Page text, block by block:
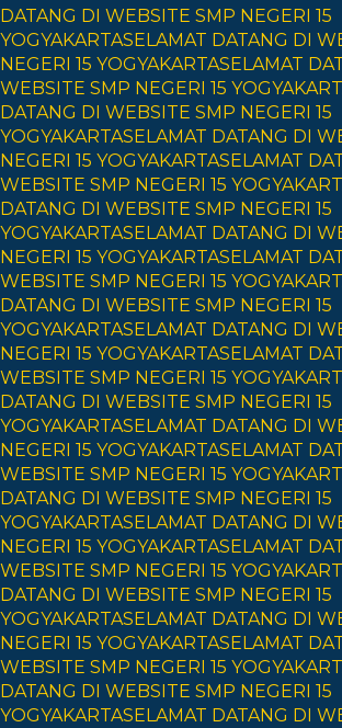
DATANG DI WEBSITE SMP NEGERI 15
YOGYAKARTASELAMAT DATANG DI
NEGERI 15 YOGYAKARTASELAMAT
WEBSITE SMP NEGERI 15
DATANG DI WEBSITE SMP NEGERI 15
YOGYAKARTASELAMAT DATANG DI
NEGERI 15 YOGYAKARTASELAMAT
WEBSITE SMP NEGERI 15
DATANG DI WEBSITE SMP NEGERI 15
YOGYAKARTASELAMAT DATANG DI
NEGERI 15 YOGYAKARTASELAMAT
WEBSITE SMP NEGERI 15
DATANG DI WEBSITE SMP NEGERI 15
YOGYAKARTASELAMAT DATANG DI
NEGERI 15 YOGYAKARTASELAMAT
WEBSITE SMP NEGERI 15
DATANG DI WEBSITE SMP NEGERI 15
YOGYAKARTASELAMAT DATANG DI
NEGERI 15 YOGYAKARTASELAMAT
WEBSITE SMP NEGERI 15
DATANG DI WEBSITE SMP NEGERI 15
YOGYAKARTASELAMAT DATANG DI
NEGERI 15 YOGYAKARTASELAMAT
WEBSITE SMP NEGERI 15
DATANG DI WEBSITE SMP NEGERI 15
YOGYAKARTASELAMAT DATANG DI
NEGERI 15 YOGYAKARTASELAMAT
WEBSITE SMP NEGERI 15
DATANG DI WEBSITE SMP NEGERI 15
YOGYAKARTASELAMAT DATANG DI